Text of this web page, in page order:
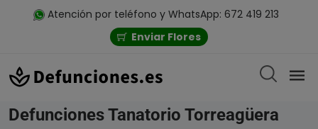
Atención por teléfono y WhatsApp: 672 419 213
Enviar Flores
Defunciones Tanatorio Torreagüera